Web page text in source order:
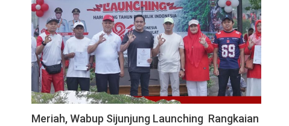
Meriah, Wabup Sijunjung Launching Rangkaian